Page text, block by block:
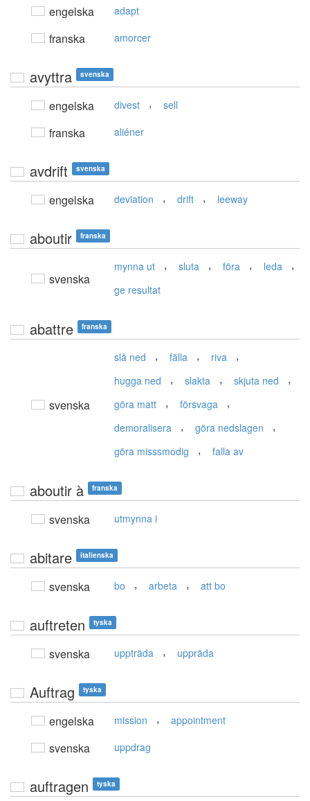
engelska adapt
franska amorcer
avyttra svenska
engelska divest , sell
franska aliéner
avdrift svenska
engelska deviation , drift , leeway
aboutir franska
svenska
mynna ut , sluta , föra , leda ,
ge resultat
abattre franska
svenska
slå ned , fälla , riva ,
hugga ned , slakta , skjuta ned ,
göra matt , försvaga ,
demoralisera , göra nedslagen ,
göra misssmodig , falla av
aboutir à franska
svenska utmynna i
abitare italienska
svenska bo , arbeta , att bo
auftreten tyska
svenska uppträda , uppräda
Auftrag tyska
engelska mission , appointment
svenska uppdrag
auftragen tyska